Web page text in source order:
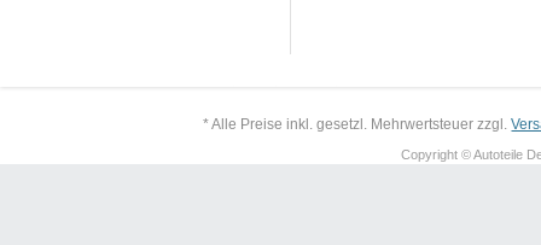
* Alle Preise inkl. gesetzl. Mehrwertsteuer zzgl.
Copyright © Autoteile